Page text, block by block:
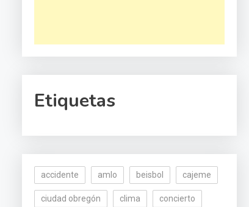
Etiquetas
accidente amlo beisbol cajeme
ciudad obregón clima concierto